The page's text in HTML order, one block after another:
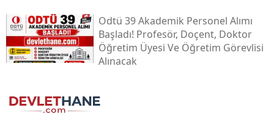
Odtü 39 Akademik Personel Alımı
Başladı! Profesör, Doçent, Doktor
Öğretim Üyesi Ve Öğretim Görevlisi
Alınacak